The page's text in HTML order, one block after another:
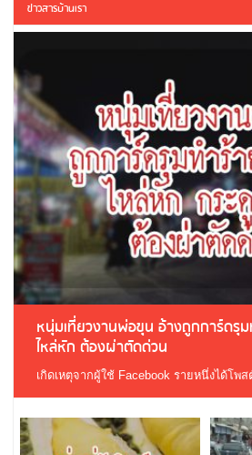
ข่าวสารบ้านเรา
หนุ่มเที่ยวงานพ่อขุน อ้างถูกการ์ดรุ
ไหล่หัก ต้องผ่าตัดด่วน
เกิดเหตุจากผู้ใช้ Facebook รายหนึ่งได้โพ